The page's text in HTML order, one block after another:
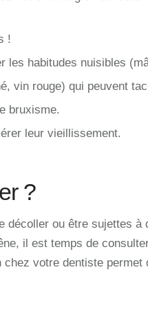
!
les habitudes nuisibles
vin rouge) qui peuvent
bruxisme.
leur vieillissement.
?
décoller ou être sujettes
il est temps de
votre dentiste